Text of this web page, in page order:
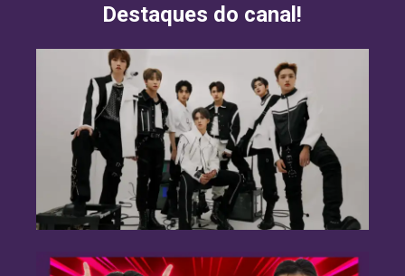
Destaques do canal!